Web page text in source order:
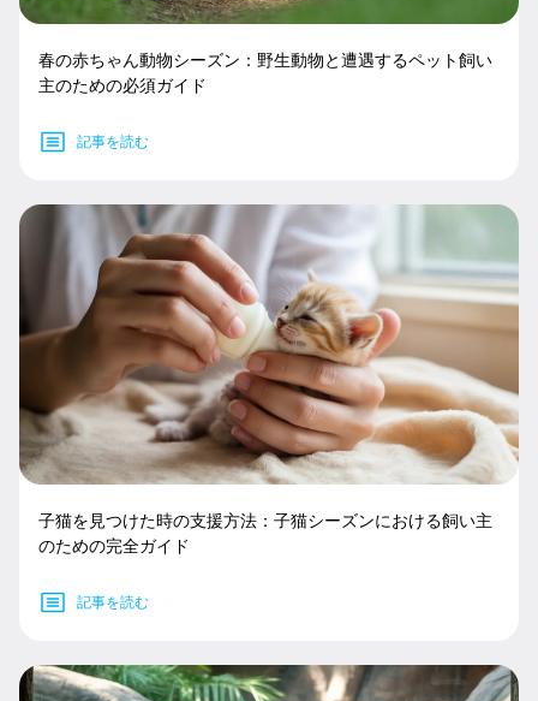
春の赤ちゃん動物シーズン：野生動物と遭遇するペット飼い
主のための必須ガイド
記事を読む
子猫を見つけた時の支援方法：子猫シーズンにおける飼い主
のための完全ガイド
記事を読む